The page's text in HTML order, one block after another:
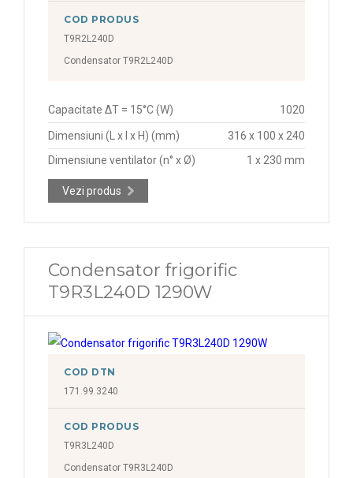
COD PRODUS
T9R2L240D
Condensator T9R2L240D
Capacitate ΔT = 15°C (W) 1020
Dimensiuni (L x l x H) (mm)
316 x 100 x 240
Dimensiune ventilator (n° x Ø)
1 x 230 mm
Vezi produs
Condensator frigorific
T9R3L240D 1290W
COD DTN
171.99.3240
COD PRODUS
T9R3L240D
Condensator T9R3L240D